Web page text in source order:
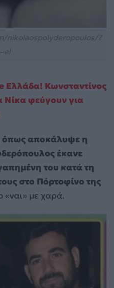
Ελλάδα! Κωνσταντίνος
Νίκα φεύγουν για
όπως αποκάλυψε η
έκανε
του κατά τη
στο Πόρτοφίνο της
«ναι» με χαρά.